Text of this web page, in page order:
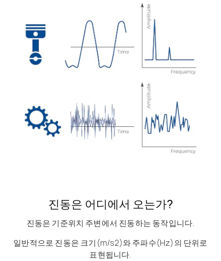
진동은 어디에서 오는가?
진동은 기준위치 주변에서 진동하는 동작입니다.
일반적으로 진동은 크기(m/s2)와 주파수(Hz)의 단위로
표현됩니다.